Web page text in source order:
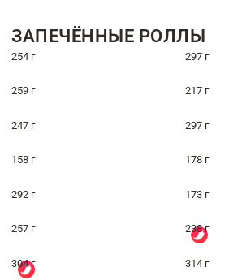
ЗАПЕЧЁННЫЕ РОЛЛЫ
254 г 297 г
259 г 217 г
247 г 297 г
158 г 178 г
292 г 173 г
257 г 238 г
304 г 314 г